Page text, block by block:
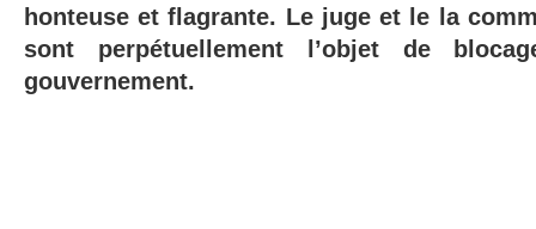
honteuse et flagrante. Le juge et le la
sont perpétuellement l’objet de
gouvernement.